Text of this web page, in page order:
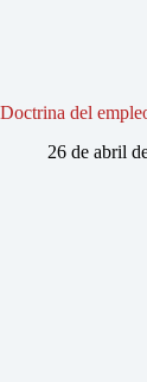
Doctrina del
26 de abril